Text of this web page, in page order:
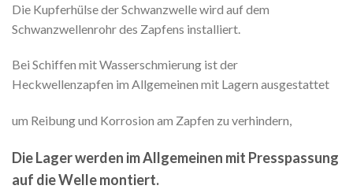
Die Kupferhülse der Schwanzwelle wird auf dem
Schwanzwellenrohr des Zapfens installiert.
Bei Schiffen mit Wasserschmierung ist der
Heckwellenzapfen im Allgemeinen mit Lagern ausgestattet
um Reibung und Korrosion am Zapfen zu verhindern,
Die Lager werden im Allgemeinen mit Presspassung
auf die Welle montiert.